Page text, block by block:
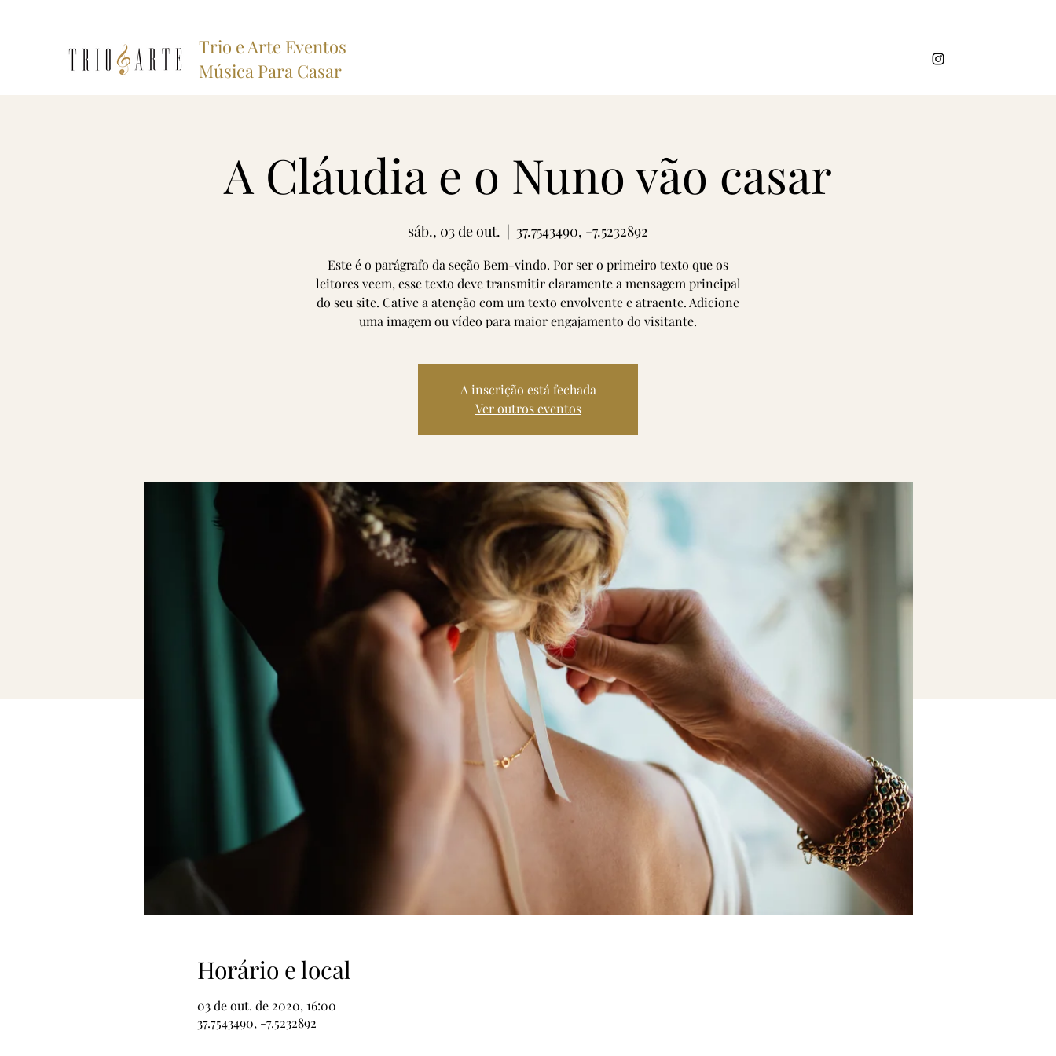
Trio e Arte Eventos
Música Para Casar
A Cláudia e o Nuno vão casar
sáb., 03 de out.
  |
37.7543490, -7.5232892
Este é o parágrafo da seção Bem-vindo. Por ser o primeiro texto que os
leitores veem, esse texto deve transmitir claramente a mensagem principal
do seu site. Cative a atenção com um texto envolvente e atraente. Adicione
uma imagem ou vídeo para maior engajamento do visitante.
A inscrição está fechada
Ver outros eventos
Horário e local
03 de out. de 2020, 16:00
37.7543490, -7.5232892